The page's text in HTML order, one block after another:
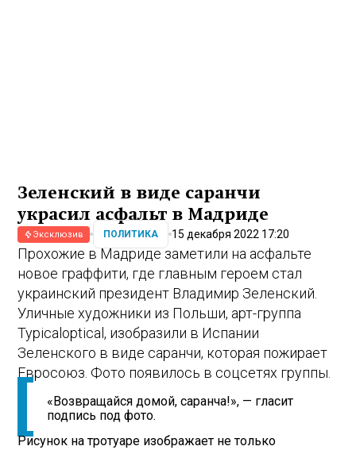
Зеленский в виде саранчи
украсил асфальт в Мадриде
Эксклюзив ПОЛИТИКА 15 декабря 2022 17:20
Прохожие в Мадриде заметили на асфальте
новое граффити, где главным героем стал
украинский президент Владимир Зеленский.
Уличные художники из Польши, арт-группа
Typicaloptical, изобразили в Испании
Зеленского в виде саранчи, которая пожирает
Евросоюз. Фото появилось в соцсетях группы.
«Возвращайся домой, саранча!», — гласит
подпись под фото.
Рисунок на тротуаре изображает не только